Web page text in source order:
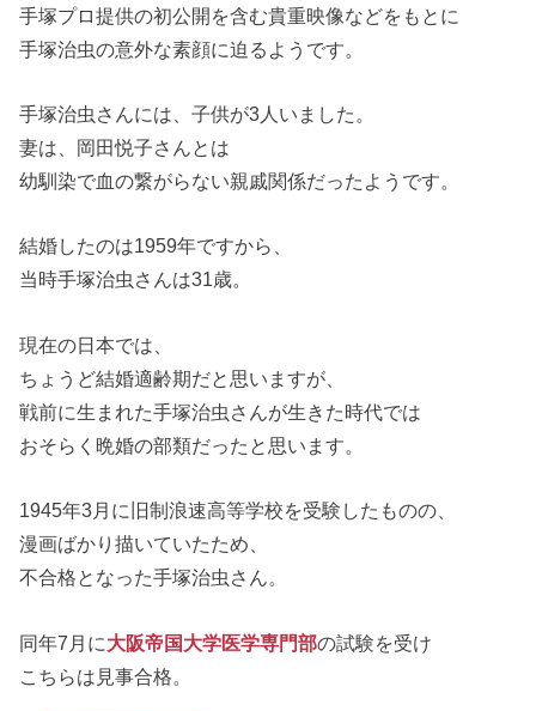
手塚プロ提供の初公開を含む貴重映像などをもとに
手塚治虫の意外な素顔に迫るようです。
手塚治虫さんには、子供が3人いました。
妻は、岡田悦子さんとは
幼馴染で血の繋がらない親戚関係だったようです。
結婚したのは1959年ですから、
当時手塚治虫さんは31歳。
現在の日本では、
ちょうど結婚適齢期だと思いますが、
戦前に生まれた手塚治虫さんが生きた時代では
おそらく晩婚の部類だったと思います。
1945年3月に旧制浪速高等学校を受験したものの、
漫画ばかり描いていたため、
不合格となった手塚治虫さん。
同年7月に大阪帝国大学医学専門部の試験を受け
こちらは見事合格。